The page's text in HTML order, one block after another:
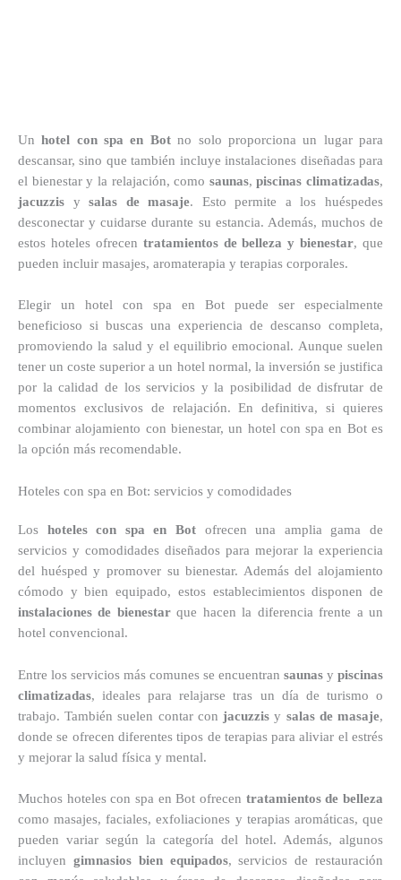
Unhotel con spa en Botno solo proporciona un lugar para
descansar, sino que también incluye instalaciones diseñadas para
el bienestar y la relajación, como saunas,piscinas climatizadas,
jacuzzis ysalas de masaje. Esto permite a los huéspedes
desconectar y cuidarse durante su estancia. Además, muchos de
estos hoteles ofrecen tratamientos de belleza y bienestar, que
pueden incluir masajes, aromaterapia y terapias corporales.
Elegir un hotel con spa en Bot puede ser especialmente
beneficioso si buscas una experiencia de descanso completa,
promoviendo la salud y el equilibrio emocional. Aunque suelen
tener un coste superior a un hotel normal, la inversión se justifica
por la calidad de los servicios y la posibilidad de disfrutar de
momentos exclusivos de relajación. En definitiva, si quieres
combinar alojamiento con bienestar, un hotel con spa en Bot es
la opción más recomendable.
Hoteles con spa en Bot: servicios y comodidades
Los hoteles con spa en Bot ofrecen una amplia gama de
servicios y comodidades diseñados para mejorar la experiencia
del huésped y promover su bienestar. Además del alojamiento
cómodo y bien equipado, estos establecimientos disponen de
instalaciones de bienestarque hacen la diferencia frente a un
hotel convencional.
Entre los servicios más comunes se encuentran saunas y piscinas
climatizadas, ideales para relajarse tras un día de turismo o
trabajo. También suelen contar con jacuzzis y salas de masaje,
donde se ofrecen diferentes tipos de terapias para aliviar el estrés
y mejorar la salud física y mental.
Muchos hoteles con spa en Bot ofrecen tratamientos de belleza
como masajes, faciales, exfoliaciones y terapias aromáticas, que
pueden variar según la categoría del hotel. Además, algunos
incluyen gimnasios bien equipados, servicios de restauración